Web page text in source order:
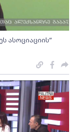
ასოციაციის”